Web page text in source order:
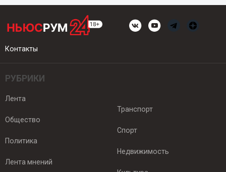
Контакты
РУБРИКИ
Лента
Общество
Политика
Лента мнений
Транспорт
Спорт
Недвижимость